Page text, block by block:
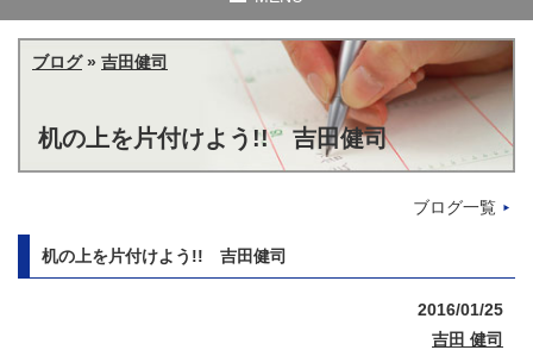
ブログ» 吉田健司
机の上を片付けよう!! 吉田健司
ブログ一覧
机の上を片付けよう!! 吉田健司
2016/01/25
吉田 健司